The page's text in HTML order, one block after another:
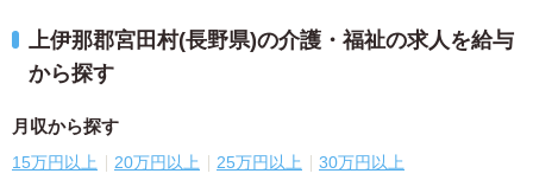
上伊那郡宮田村(長野県)の介護・福祉の求人を給与
から探す
月収から探す
15万円以上 20万円以上 25万円以上 30万円以上